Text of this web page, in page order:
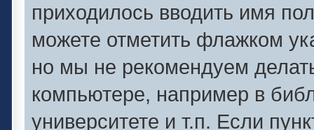
приходилось вводить имя
можете отметить флажком
но мы не рекомендуем
компьютере, например в
университете и т.п. Если